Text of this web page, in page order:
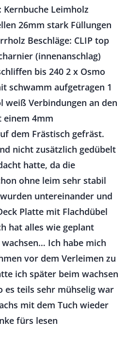
Kernbuche Leimholz
26mm stark Füllungen
Beschläge: CLIP top
(innenanschlag)
bis 240 2 x Osmo
schwamm aufgetragen 1
weiß Verbindungen an den
einem 4mm
dem Frästisch gefräst.
nicht zusätzlich gedübelt
hatte, da die
ohne leim sehr stabil
untereinander und
Platte mit Flachdübel
hat alles wie geplant
Ich habe mich
vor dem Verleimen zu
ich später beim wachsen
es teils sehr mühselig war
mit dem Tuch wieder
fürs lesen